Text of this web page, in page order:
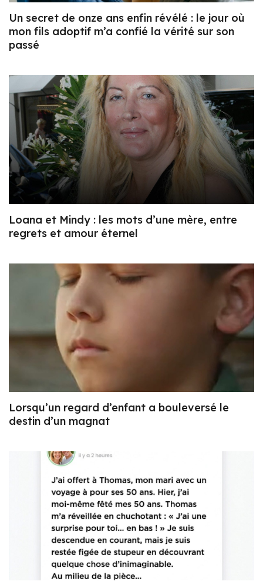
Un secret de onze ans enfin révélé : le jour où
mon fils adoptif m’a confié la vérité sur son
passé
Loana et Mindy : les mots d’une mère, entre
regrets et amour éternel
Lorsqu’un regard d’enfant a bouleversé le
destin d’un magnat